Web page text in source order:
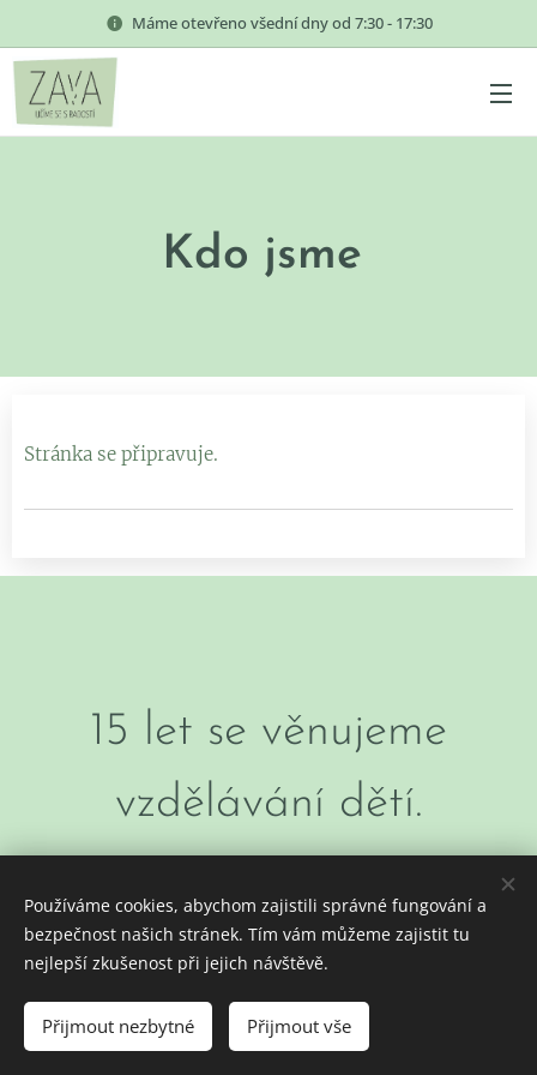
Máme otevřeno všední dny od 7:30 - 17:30
Kdo jsme
Stránka se připravuje.
15 let se věnujeme
vzdělávání dětí.
KOMUNITNÍ ŠKOLA ZAYA a DS ZAJÍČEK
Cookies
Používáme cookies, abychom zajistili správné fungování a
bezpečnost našich stránek. Tím vám můžeme zajistit tu
nejlepší zkušenost při jejich návštěvě.
Přijmout nezbytné Přijmout vše